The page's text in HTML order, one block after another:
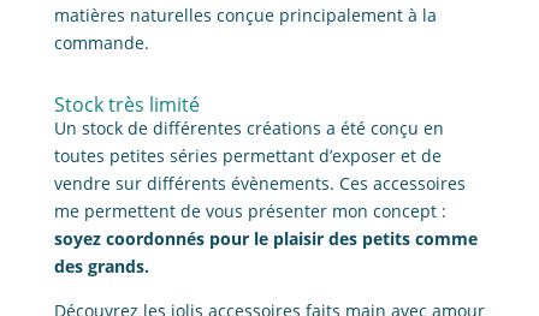
matières naturelles conçue principalement à la
commande.
Stock très limité
Un stock de différentes créations a été conçu en
toutes petites séries permettant d’exposer et de
vendre sur différents évènements. Ces accessoires
me permettent de vous présenter mon concept :
soyez coordonnés pour le plaisir des petits comme
des grands.
Découvrez les jolis accessoires faits main avec amour